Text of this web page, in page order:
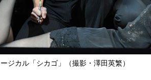
ジカル「シカゴ」（撮影・澤田英繁）